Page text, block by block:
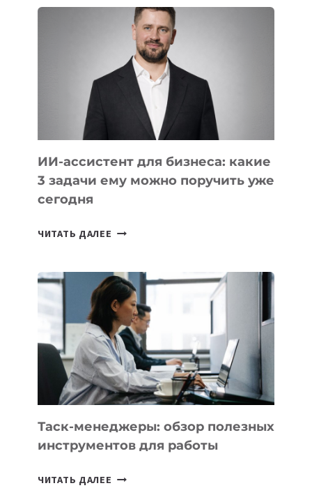
КОТОРЫЕ
РАЗВИВАЮТ
ТЕХНОЛОГИЧЕСКОЕ
ОБРАЗОВАНИЕ
ТАДЖИКИСТАНА
ИИ-ассистент для бизнеса: какие
3 задачи ему можно поручить уже
сегодня
ЧИТАТЬ ДАЛЕЕ ИИ-
БИЗНЕСА:
КАКИЕ
3
ЗАДАЧИ
ЕМУ
МОЖНО
ПОРУЧИТЬ
УЖЕ
СЕГОДНЯ
Таск-менеджеры: обзор полезных
инструментов для работы
ЧИТАТЬ ДАЛЕЕ ТАСК-